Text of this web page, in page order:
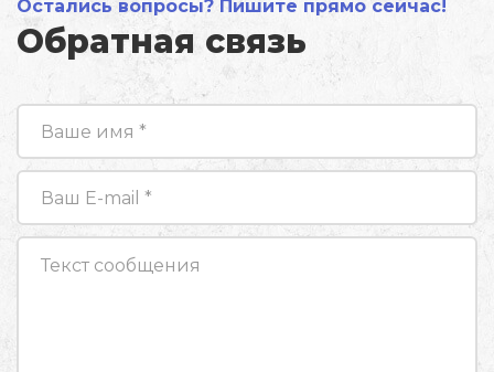
Остались вопросы? Пишите прямо сейчас!
Обратная связь